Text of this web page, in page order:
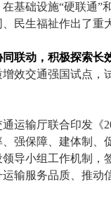
基础设施“硬联通”
民生福祉作出了重
联动，积极探索长
效交通强国试点
输厅联合印发《
强保障、建体制、
导小组工作机制，
输服务品质、推动